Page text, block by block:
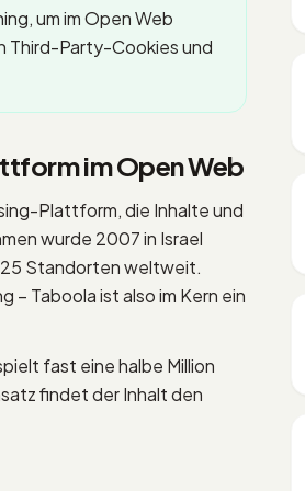
um im Open Web
Third-Party-Cookies und
im Open Web
Plattform, die Inhalte und
wurde 2007 in Israel
Standorten weltweit.
Taboola ist also im Kern ein
fast eine halbe Million
findet der Inhalt den